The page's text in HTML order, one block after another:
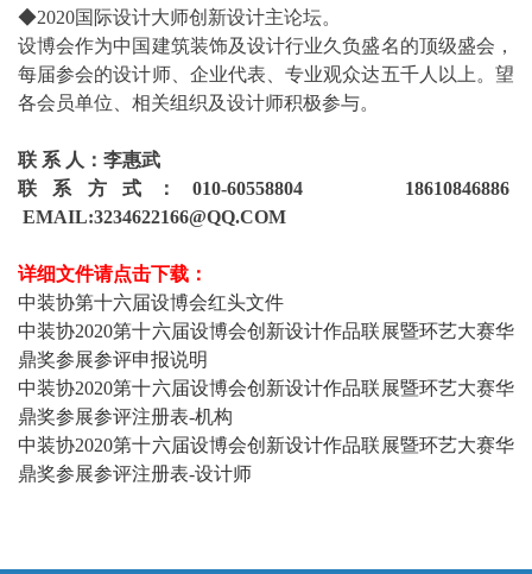
◆2020国际设计大师创新设计主论坛。
设博会作为中国建筑装饰及设计行业久负盛名的顶级盛会，
每届参会的设计师、企业代表、专业观众达五千人以上。望
各会员单位、相关组织及设计师积极参与。
联 系 人：李惠武
联系方式：010-60558804 18610846886
EMAIL:3234622166@QQ.COM
详细文件请点击下载：
中装协第十六届设博会红头文件
中装协2020第十六届设博会创新设计作品联展暨环艺大赛华
鼎奖参展参评申报说明
中装协2020第十六届设博会创新设计作品联展暨环艺大赛华
鼎奖参展参评注册表-机构
中装协2020第十六届设博会创新设计作品联展暨环艺大赛华
鼎奖参展参评注册表-设计师